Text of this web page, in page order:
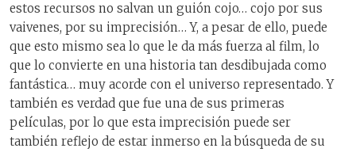
estos recursos no salvan un guión cojo… cojo por sus
vaivenes, por su imprecisión… Y, a pesar de ello, puede
que esto mismo sea lo que le da más fuerza al film, lo
que lo convierte en una historia tan desdibujada como
fantástica… muy acorde con el universo representado. Y
también es verdad que fue una de sus primeras
películas, por lo que esta imprecisión puede ser
también reflejo de estar inmerso en la búsqueda de su